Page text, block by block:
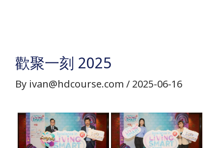
歡聚一刻 2025
By ivan@hdcourse.com / 2025-06-16